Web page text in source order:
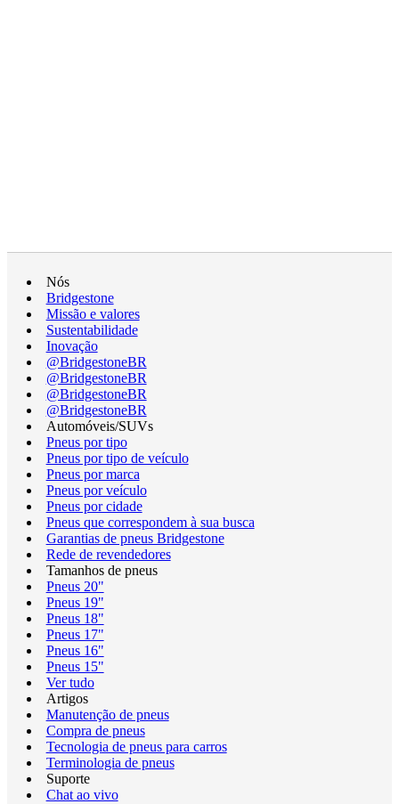
Nós
Bridgestone
Missão e valores
Sustentabilidade
Inovação
@BridgestoneBR
@BridgestoneBR
@BridgestoneBR
@BridgestoneBR
Automóveis/SUVs
Pneus por tipo
Pneus por tipo de veículo
Pneus por marca
Pneus por veículo
Pneus por cidade
Pneus que correspondem à sua busca
Garantias de pneus Bridgestone
Rede de revendedores
Tamanhos de pneus
Pneus 20"
Pneus 19"
Pneus 18"
Pneus 17"
Pneus 16"
Pneus 15"
Ver tudo
Artigos
Manutenção de pneus
Compra de pneus
Tecnologia de pneus para carros
Terminologia de pneus
Suporte
Chat ao vivo